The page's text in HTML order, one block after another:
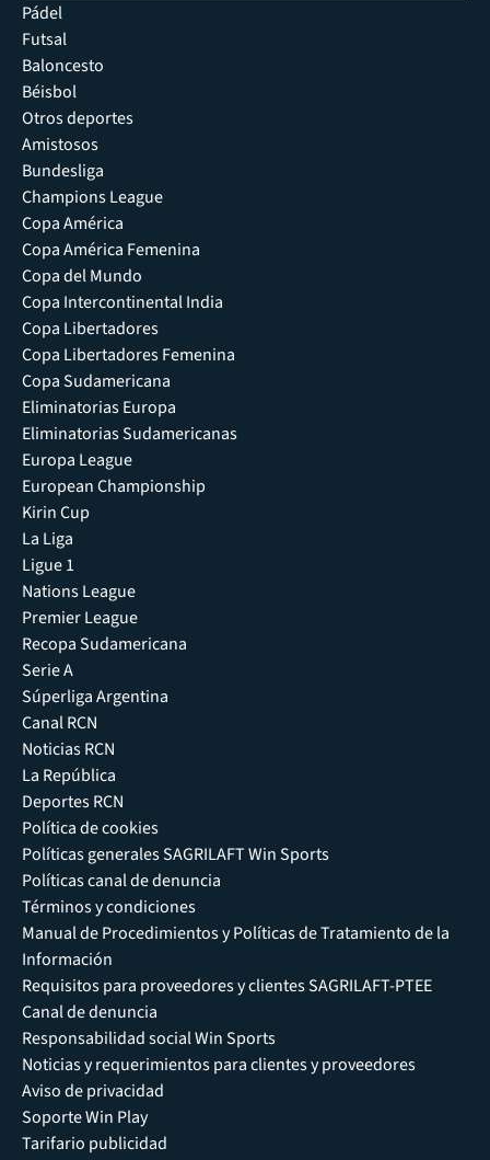
Pádel
Futsal
Baloncesto
Béisbol
Otros deportes
Amistosos
Bundesliga
Champions League
Copa América
Copa América Femenina
Copa del Mundo
Copa Intercontinental India
Copa Libertadores
Copa Libertadores Femenina
Copa Sudamericana
Eliminatorias Europa
Eliminatorias Sudamericanas
Europa League
European Championship
Kirin Cup
La Liga
Ligue 1
Nations League
Premier League
Recopa Sudamericana
Serie A
Súperliga Argentina
Canal RCN
Noticias RCN
La República
Deportes RCN
Política de cookies
Políticas generales SAGRILAFT Win Sports
Políticas canal de denuncia
Términos y condiciones
Manual de Procedimientos y Políticas de Tratamiento de la
Información
Requisitos para proveedores y clientes SAGRILAFT-PTEE
Canal de denuncia
Responsabilidad social Win Sports
Noticias y requerimientos para clientes y proveedores
Aviso de privacidad
Soporte Win Play
Tarifario publicidad